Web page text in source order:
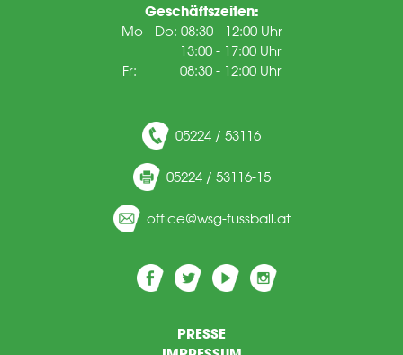
Geschäftszeiten:
Mo - Do: 08:30 - 12:00 Uhr
13:00 - 17:00 Uhr
Fr: 08:30 - 12:00 Uhr
05224 / 53116
05224 / 53116-15
ffc wsg-f ssb ll t
PRESSE